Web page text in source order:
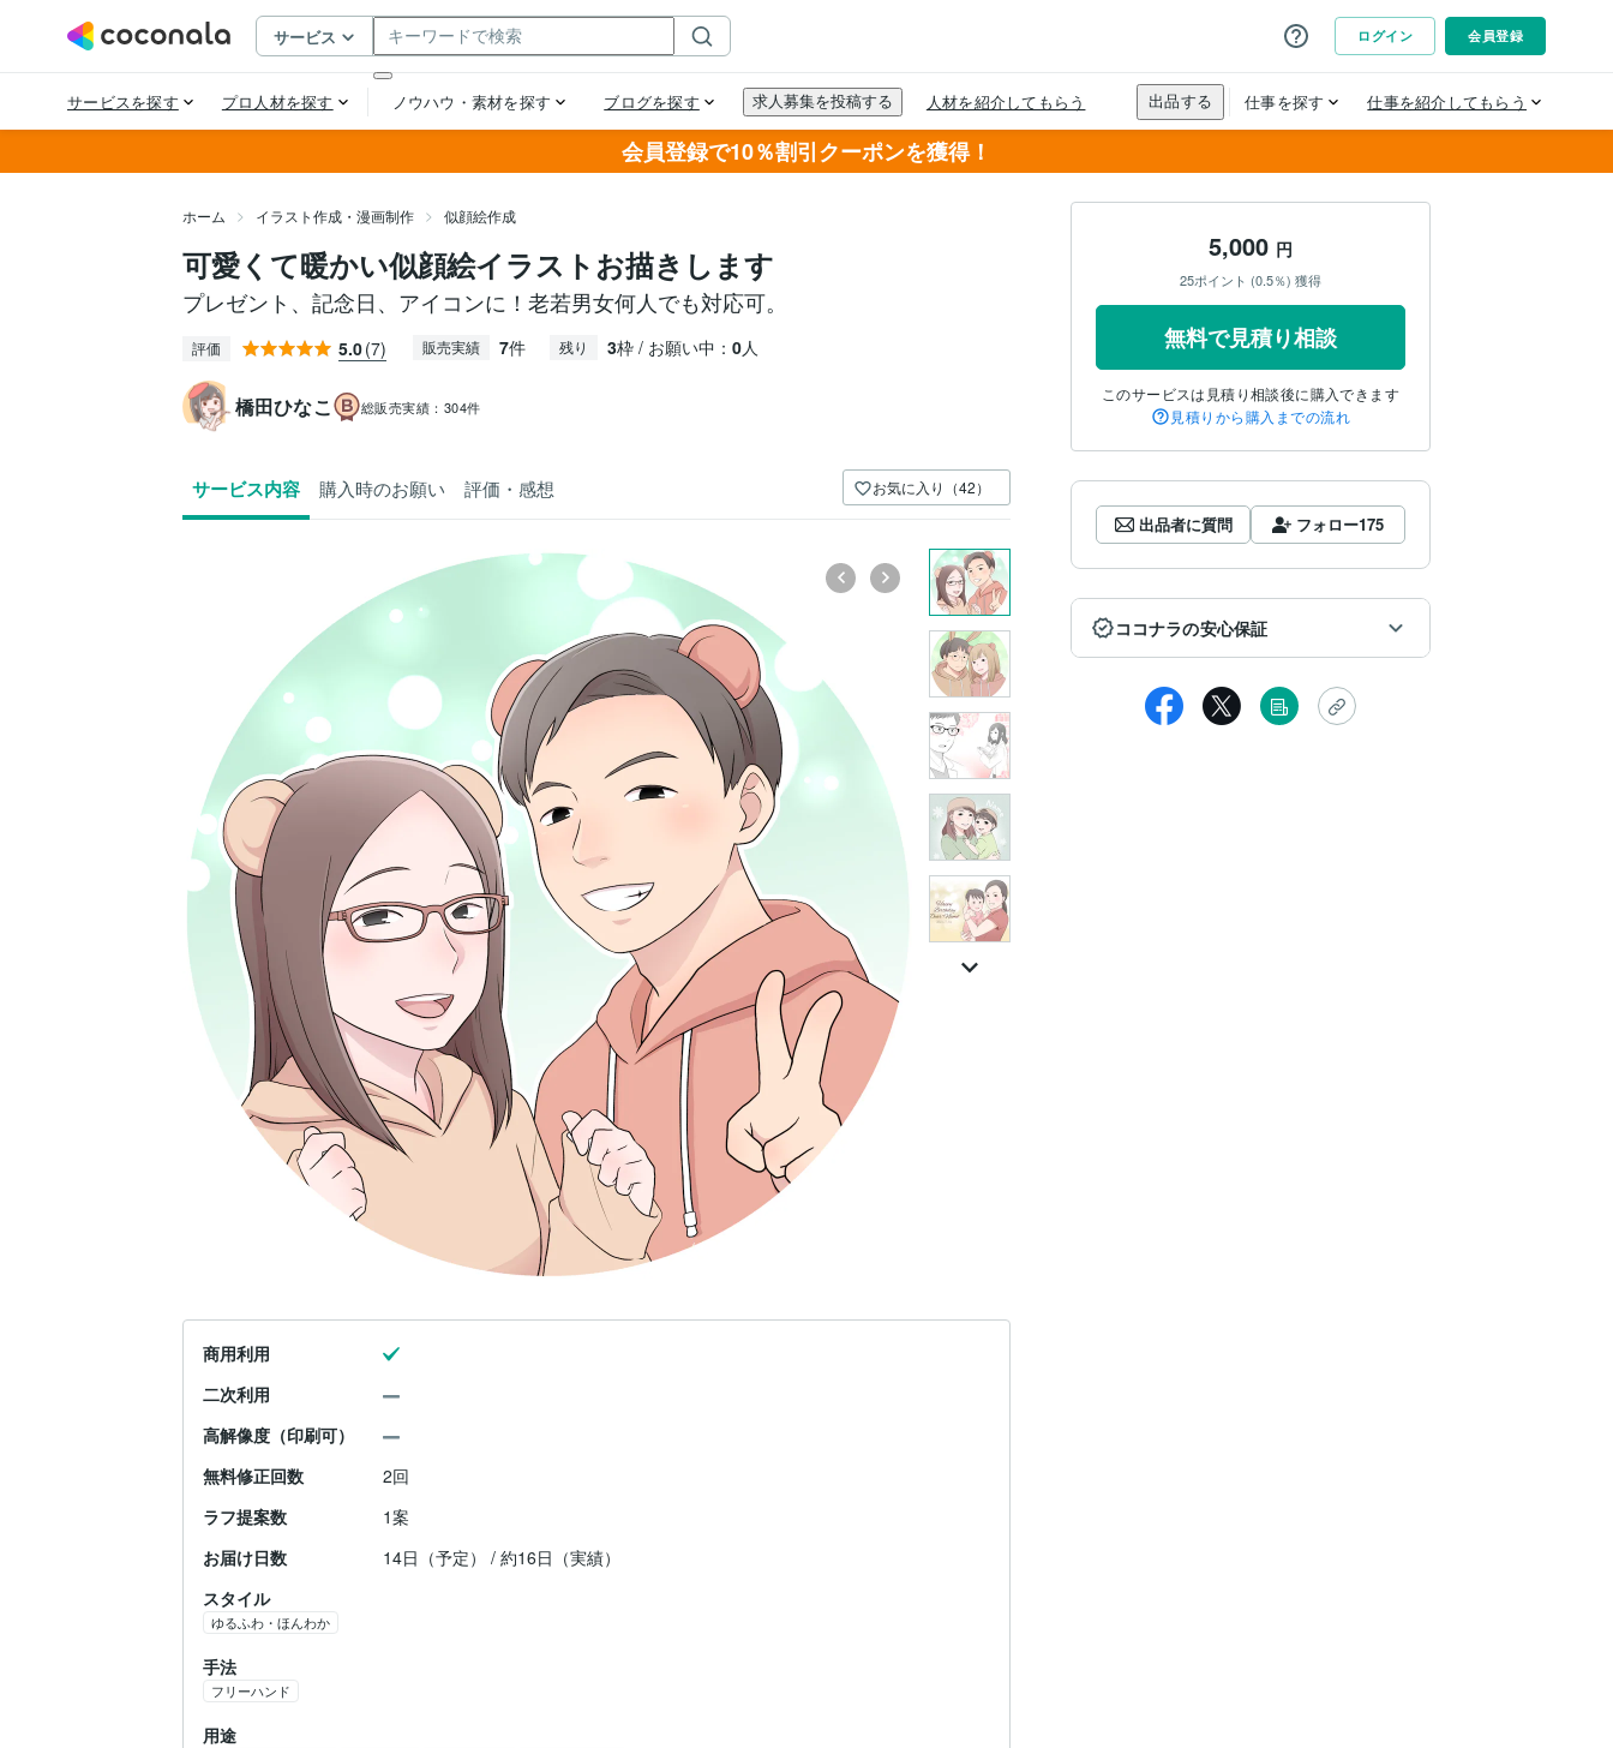
会員登録で10％割引クーポンを獲得！
ホーム イラスト作成・漫画制作 似顔絵作成
可愛くて暖かい似顔絵イラストお描きします
プレゼント、記念日、アイコンに！老若男女何人でも対応可。
評価 5.0(7) 販売実績 7件 残り 3枠 / お願い中： 0人
橋田ひなこ 総販売実績： 304件
サービス内容 購入時のお願い 評価・感想 お気に入り（42）
商用利用
二次利用
高解像度（印刷可）
無料修正回数
2回
ラフ提案数
1案
お届け日数
14日（予定） / 約16日（実績）
スタイル
ゆるふわ・ほんわか
手法
フリーハンド
用途
5,000 円
25ポイント (0.5％) 獲得
無料で見積り相談
このサービスは見積り相談後に購入できます
見積りから購入までの流れ
出品者に質問 フォロー175
ココナラの安心保証